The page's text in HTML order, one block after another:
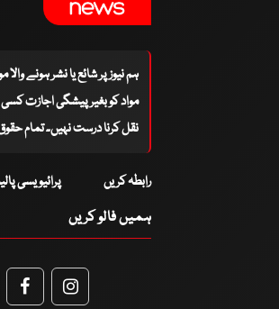
ہم نیوز پر شائع یا نشر ہونے
مواد کو بغیر پیشگی اجازت
نقل کرنا درست نہیں۔ تمام حقوق
رابطہ کریں پرائیویسی
ہمیں فالو کریں
FacebookFacebook